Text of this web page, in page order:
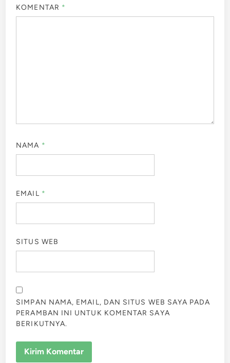
KOMENTAR *
NAMA *
EMAIL *
SITUS WEB
SIMPAN NAMA, EMAIL, DAN SITUS WEB SAYA PADA
PERAMBAN INI UNTUK KOMENTAR SAYA
BERIKUTNYA.